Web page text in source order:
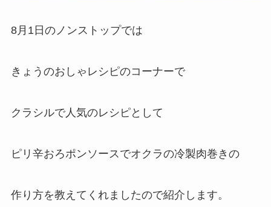
8月1日のノンストップでは
きょうのおしゃレシピのコーナーで
クラシルで人気のレシピとして
ピリ辛おろポンソースでオクラの冷製肉巻きの
作り方を教えてくれましたので紹介します。